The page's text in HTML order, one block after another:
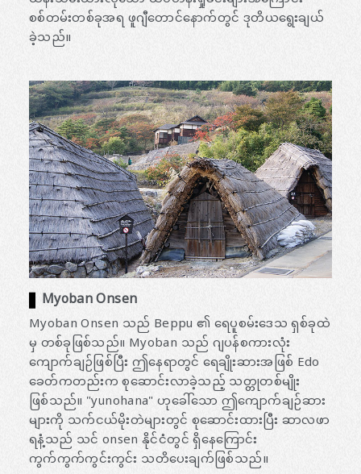
စစ်တမ်းတစ်ခုအရ ဖူဂျီတောင်နောက်တွင် ဒုတိယရွေးချယ်
ခဲ့သည်။
Myoban Onsen
Myoban Onsen သည် Beppu ၏ ရေပူစမ်းဒေသ ရှစ်ခုထဲ
မှ တစ်ခုဖြစ်သည်။ Myoban သည် ဂျပန်စကားလုံး
ကျောက်ချဉ်ဖြစ်ပြီး ဤနေရာတွင် ရေချိုးဆားအဖြစ် Edo
ခေတ်ကတည်းက စုဆောင်းလာခဲ့သည့် သတ္တုတစ်မျိုး
ဖြစ်သည်။ "yunohana" ဟုခေါ်သော ဤကျောက်ချဉ်ဆား
များကို သက်ငယ်မိုးတဲများတွင် စုဆောင်းထားပြီး ဆာလဖာ
ရနံ့သည် သင် onsen နိုင်ငံတွင် ရှိနေကြောင်း
ကွက်ကွက်ကွင်းကွင်း သတိပေးချက်ဖြစ်သည်။